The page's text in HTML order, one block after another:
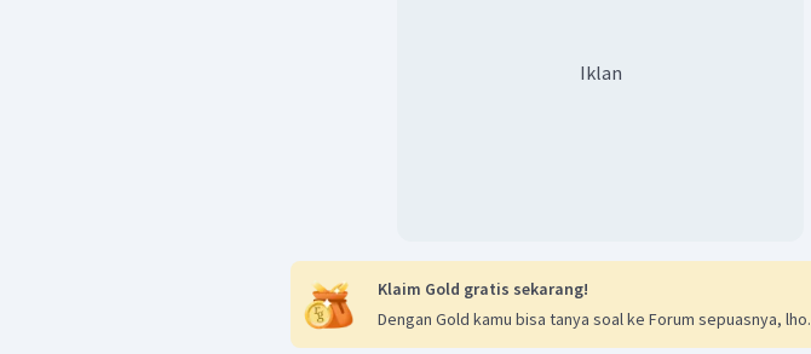
Iklan
Klaim Gold gratis sekarang!
Dengan Gold kamu bisa tanya soal ke Forum sepuasnya, lho.